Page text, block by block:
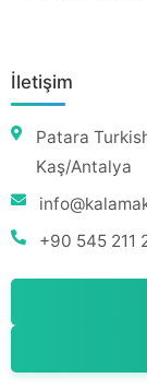
İletişim
Patara
Kaş/Antalya
+90 545 211